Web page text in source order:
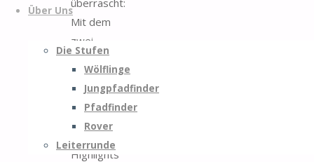
Über Uns
Die Stufen
Wölflinge
Jungpfadfinder
Pfadfinder
Rover
Leiterrunde
Mit dem
zwei
Wochen lang
fast
perfekten
Wetter, aber
auch mit
Highlights